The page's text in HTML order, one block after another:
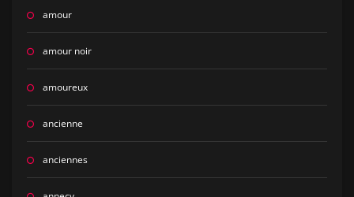
amour
amour noir
amoureux
ancienne
anciennes